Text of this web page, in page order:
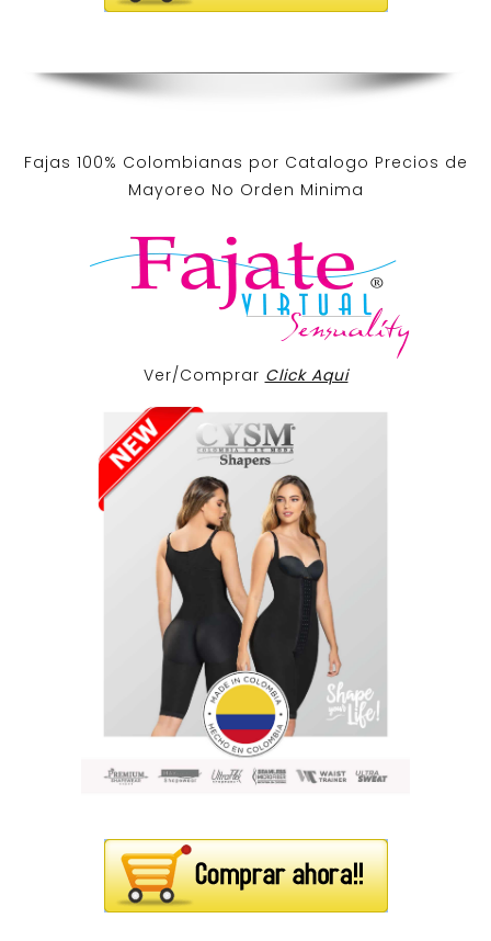
Fajas 100% Colombianas por Catalogo Precios de
Mayoreo No Orden Minima
Ver/Comprar Click Aqui